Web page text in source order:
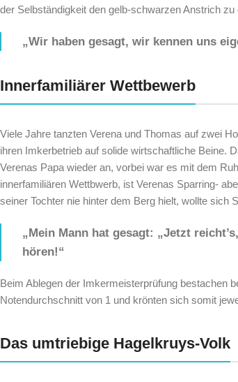
der Selbständigkeit den gelb-schwarzen Anstrich zu
„Wir haben gesagt, wir kennen uns
Innerfamiliärer Wettbewerb
Viele Jahre tanzten Verena und Thomas auf zwei
ihren Imkerbetrieb auf solide wirtschaftliche Beine.
Verenas Papa wieder an, vorbei war es mit dem
innerfamiliären Wettbwerb, ist Verenas Sparring-
seiner Tochter nie hinter dem Berg hielt, wollte
„Mein Mann hat gesagt: „Jetzt
hören!“
Beim Ablegen der Imkermeisterprüfung bestachen
Notendurchschnitt von 1 und krönten sich somit
Das umtriebige Hagelkruys-Volk